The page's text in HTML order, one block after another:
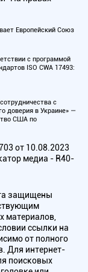
Европейский Союз
с программой
ISO CWA 17493:
с
доверия в Украине» —
США по
от 10.08.2023
медиа - R40-
защищены
материалов,
ссылки на
от полного
Для интернет-
поисковых